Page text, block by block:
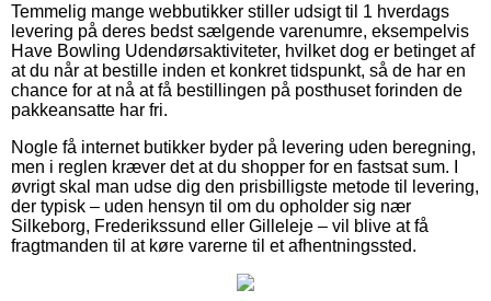
Temmelig mange webbutikker stiller udsigt til 1 hverdags
levering på deres bedst sælgende varenumre, eksempelvis
Have Bowling Udendørsaktiviteter, hvilket dog er betinget af
at du når at bestille inden et konkret tidspunkt, så de har en
chance for at nå at få bestillingen på posthuset forinden de
pakkeansatte har fri.
Nogle få internet butikker byder på levering uden beregning,
men i reglen kræver det at du shopper for en fastsat sum. I
øvrigt skal man udse dig den prisbilligste metode til levering,
der typisk – uden hensyn til om du opholder sig nær
Silkeborg, Frederikssund eller Gilleleje – vil blive at få
fragtmanden til at køre varerne til et afhentningssted.